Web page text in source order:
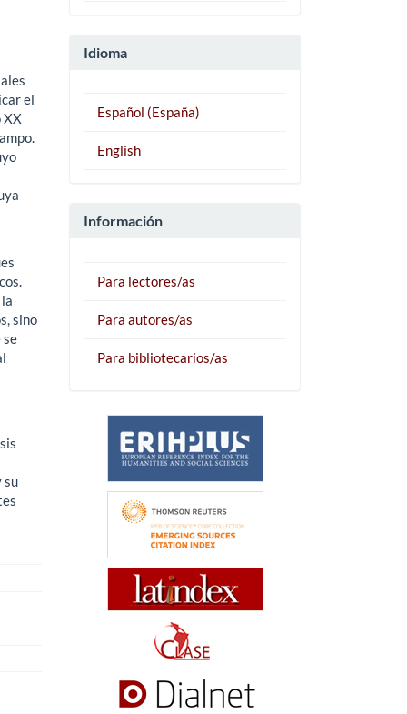
el
XX
sino
se
su
Idioma
Español (España)
English
Información
Para lectores/as
Para autores/as
Para bibliotecarios/as